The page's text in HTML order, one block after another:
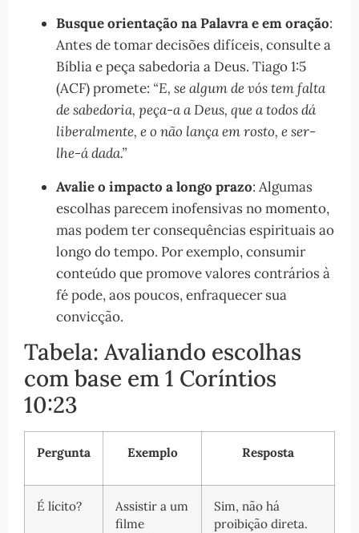
Busque orientação na Palavra e em oração:
Antes de tomar decisões difíceis, consulte a
Bíblia e peça sabedoria a Deus. Tiago 1:5
(ACF) promete: “E, se algum de vós tem falta
de sabedoria, peça-a a Deus, que a todos dá
liberalmente, e o não lança em rosto, e ser-
lhe-á dada.”
Avalie o impacto a longo prazo: Algumas
escolhas parecem inofensivas no momento,
mas podem ter consequências espirituais ao
longo do tempo. Por exemplo, consumir
conteúdo que promove valores contrários à
fé pode, aos poucos, enfraquecer sua
convicção.
Tabela: Avaliando escolhas
com base em 1 Coríntios
10:23
Pergunta Exemplo Resposta
É lícito?
Assistir a um
filme
Sim, não há
proibição direta.